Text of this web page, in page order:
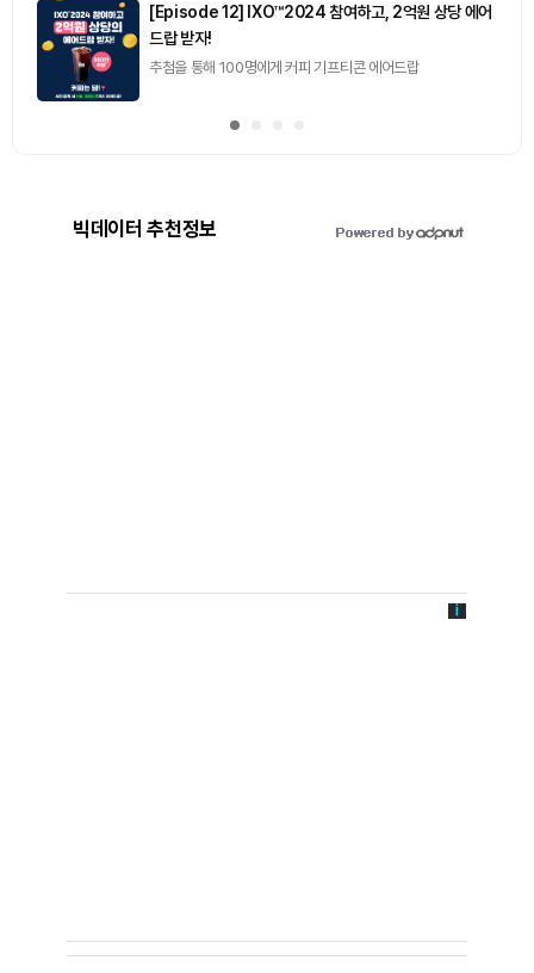
[Episode 12] IXO™2024 참여하고, 2억원 상당 에어
드랍 받자!
추첨을 통해 100명에게 커피 기프티콘 에어드랍
빅데이터 추천정보